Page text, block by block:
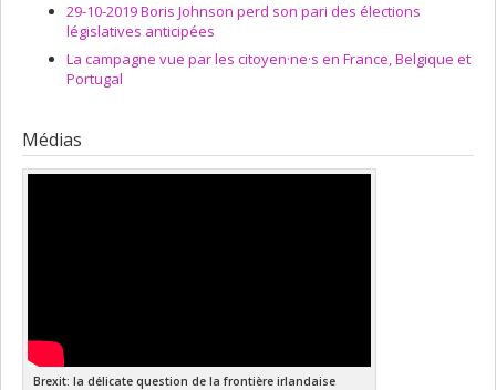
29-10-2019 Boris Johnson perd son pari des élections
législatives anticipées
La campagne vue par les citoyen·ne·s en France, Belgique et
Portugal
Médias
Brexit: la délicate question de la frontière irlandaise